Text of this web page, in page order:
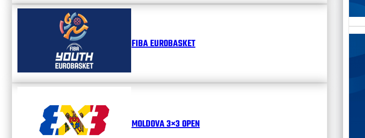
FIBA EUROBASKET
MOLDOVA 3×3 OPEN